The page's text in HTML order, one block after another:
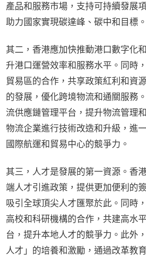
產品和服務市場，支持可持續發展
助力國家實現碳達峰、碳中和目標。
其二，香港應加快推動港口數字化
升港口運營效率和服務水平。同時
貿易區的合作，共享政策紅利和資
的發展，優化跨境物流和通關服務
流供應鏈管理平台，提升物流管理
物流企業進行技術改造和升級，進
國際航運和貿易中心的競爭力。
其三，人才是發展的第一資源。香
端人才引進政策，提供更加便利的
吸引全球頂尖人才匯聚於此。同時
高校和科研機構的合作，共建高水
台，提升本地人才的競爭力。此外
人才」的培養和激勵，通過改革教